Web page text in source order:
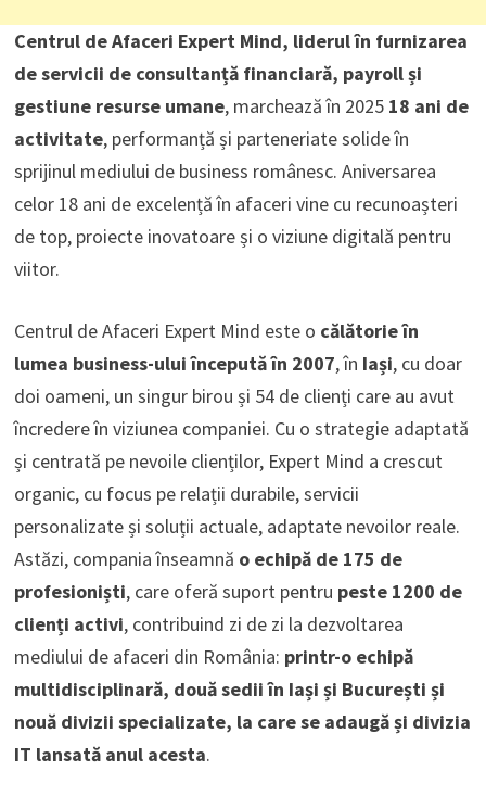
Centrul de Afaceri Expert Mind, liderul în furnizarea
de servicii de consultanță financiară, payroll și
gestiune resurse umane, marchează în 2025 18 ani de
activitate, performanță și parteneriate solide în
sprijinul mediului de business românesc. Aniversarea
celor 18 ani de excelență în afaceri vine cu recunoașteri
de top, proiecte inovatoare și o viziune digitală pentru
viitor.
Centrul de Afaceri Expert Mind este o călătorie în
lumea business-ului începută în 2007, în Iași, cu doar
doi oameni, un singur birou și 54 de clienți care au avut
încredere în viziunea companiei. Cu o strategie adaptată
și centrată pe nevoile clienților, Expert Mind a crescut
organic, cu focus pe relații durabile, servicii
personalizate și soluții actuale, adaptate nevoilor reale.
Astăzi, compania înseamnă o echipă de 175 de
profesioniști, care oferă suport pentru peste 1200 de
clienți activi, contribuind zi de zi la dezvoltarea
mediului de afaceri din România: printr-o echipă
multidisciplinară, două sedii în Iași și București și
nouă divizii specializate, la care se adaugă și divizia
IT lansată anul acesta.